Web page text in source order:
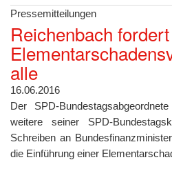
Pressemitteilungen
Reichenbach fordert
alle
16.06.2016
Der SPD-
weitere seiner SPD-
Schreiben an
die Einführung einer